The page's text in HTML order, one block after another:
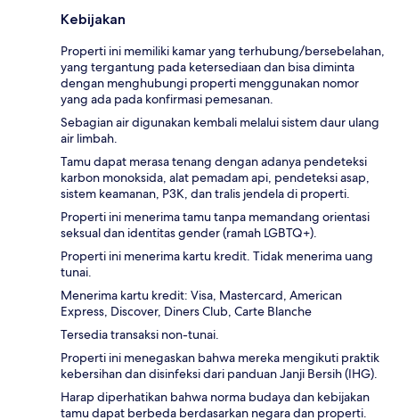
Kebijakan
Properti ini memiliki kamar yang terhubung/bersebelahan,
yang tergantung pada ketersediaan dan bisa diminta
dengan menghubungi properti menggunakan nomor
yang ada pada konfirmasi pemesanan.
Sebagian air digunakan kembali melalui sistem daur ulang
air limbah.
Tamu dapat merasa tenang dengan adanya pendeteksi
karbon monoksida, alat pemadam api, pendeteksi asap,
sistem keamanan, P3K, dan tralis jendela di properti.
Properti ini menerima tamu tanpa memandang orientasi
seksual dan identitas gender (ramah LGBTQ+).
Properti ini menerima kartu kredit. Tidak menerima uang
tunai.
Menerima kartu kredit: Visa, Mastercard, American
Express, Discover, Diners Club, Carte Blanche
Tersedia transaksi non-tunai.
Properti ini menegaskan bahwa mereka mengikuti praktik
kebersihan dan disinfeksi dari panduan Janji Bersih (IHG).
Harap diperhatikan bahwa norma budaya dan kebijakan
tamu dapat berbeda berdasarkan negara dan properti.